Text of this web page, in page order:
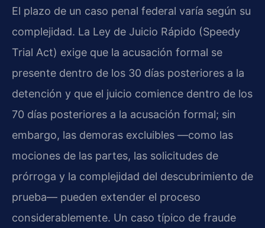
El plazo de un caso penal federal varía según su
complejidad. La Ley de Juicio Rápido (Speedy
Trial Act) exige que la acusación formal se
presente dentro de los 30 días posteriores a la
detención y que el juicio comience dentro de los
70 días posteriores a la acusación formal; sin
embargo, las demoras excluibles —como las
mociones de las partes, las solicitudes de
prórroga y la complejidad del descubrimiento de
prueba— pueden extender el proceso
considerablemente. Un caso típico de fraude